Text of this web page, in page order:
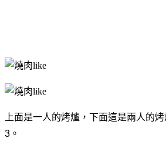
上面是一人的烤爐，下面這是兩人的
3。